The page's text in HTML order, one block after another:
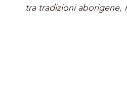
tra tradizioni aborigene,